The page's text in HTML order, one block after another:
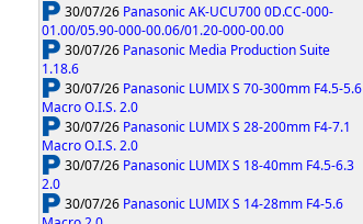
30/07/26 Panasonic AK-UCU700 0D.CC-000-
01.00/05.90-000-00.06/01.20-000-00.00
30/07/26 Panasonic Media Production Suite
1.18.6
30/07/26 Panasonic LUMIX S 70-300mm F4.5-5.6
Macro O.I.S. 2.0
30/07/26 Panasonic LUMIX S 28-200mm F4-7.1
Macro O.I.S. 2.0
30/07/26 Panasonic LUMIX S 18-40mm F4.5-6.3
2.0
30/07/26 Panasonic LUMIX S 14-28mm F4-5.6